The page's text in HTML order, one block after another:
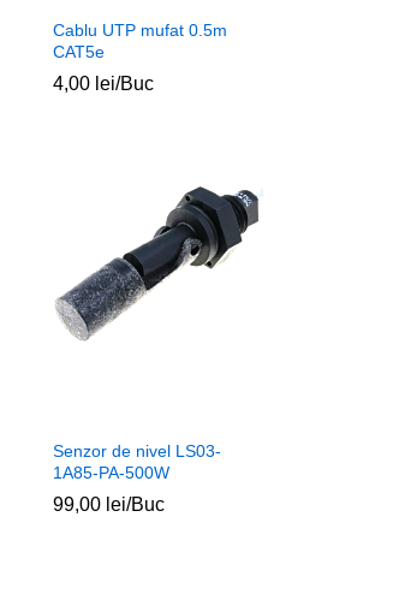
Cablu UTP mufat 0.5m
CAT5e
4,00 lei/Buc
4,00 lei
Senzor de nivel LS03-
1A85-PA-500W
99,00 lei/Buc
99,00 lei